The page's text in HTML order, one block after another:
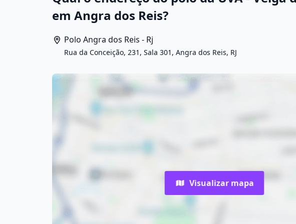
em Angra dos Reis?
Polo Angra dos Reis - Rj
Rua da Conceição, 231, Sala 301, Angra dos Reis, RJ
Visualizar mapa